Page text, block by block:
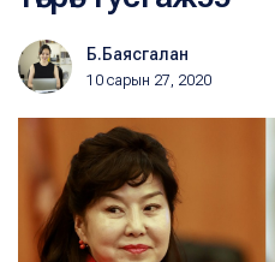
Б.Баясгалан
10 сарын 27, 2020